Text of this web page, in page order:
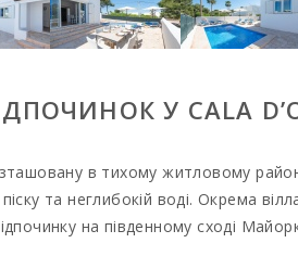
У CALA
в тихому житловому
та неглибокій воді. Окрема
на південному сході